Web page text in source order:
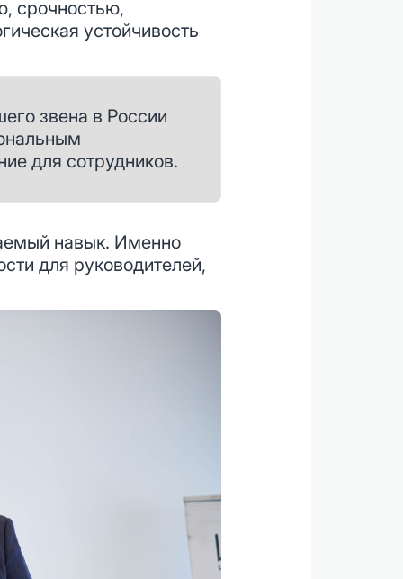
срочностью,
устойчивость
звена в России
для сотрудников.
навык. Именно
для руководителей,